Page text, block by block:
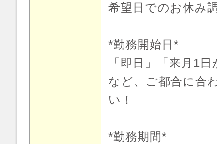
希望日でのお休み
*勤務開始日*
「即日」「来月1
など、ご都合に合
い！
*勤務期間*